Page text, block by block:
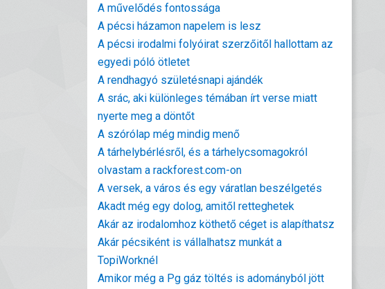
A művelődés fontossága
A pécsi házamon napelem is lesz
A pécsi irodalmi folyóirat szerzőitől hallottam az
egyedi póló ötletet
A rendhagyó születésnapi ajándék
A srác, aki különleges témában írt verse miatt
nyerte meg a döntőt
A szórólap még mindig menő
A tárhelybérlésről, és a tárhelycsomagokról
olvastam a rackforest.com-on
A versek, a város és egy váratlan beszélgetés
Akadt még egy dolog, amitől retteghetek
Akár az irodalomhoz köthető céget is alapíthatsz
Akár pécsiként is vállalhatsz munkát a
TopiWorknél
Amikor még a Pg gáz töltés is adományból jött